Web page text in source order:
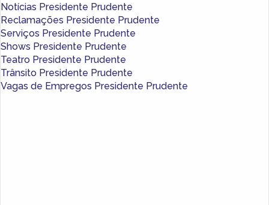
Notícias Presidente Prudente
Reclamações Presidente Prudente
Serviços Presidente Prudente
Shows Presidente Prudente
Teatro Presidente Prudente
Trânsito Presidente Prudente
Vagas de Empregos Presidente Prudente